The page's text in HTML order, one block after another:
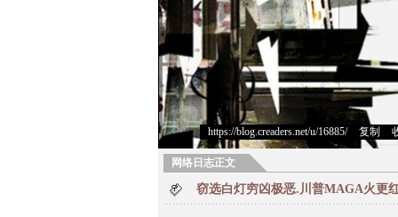
https://blog.creaders.net/u/16885/> 复制
网络日志正文
窃选白灯穷凶极恶.川普MAGA火更